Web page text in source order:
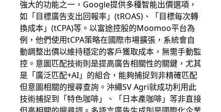
強大的功能之一，Google提供多種智能出價選項，
如「目標廣告支出回報率」(tROAS)、「目標每次轉
換成本」(tCPA)等。以富途控股的Moomoo平台為
例，他們使用tCPA策略在國際市場擴張，系統會自
動調整出價以維持穩定的客戶獲取成本，無需手動監
控。意圖匹配技術則是提高廣告相關性的關鍵，尤其
是「廣泛匹配+AI」的組合，能夠捕捉到非精確匹配
但意圖相關的搜尋查詢。沖繩SV Agri就成功利用此
技術捕捉到「特色咖啡」、「日本產咖啡」等非直接